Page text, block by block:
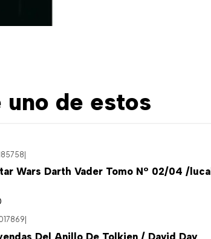
de estos
Wars Darth Vader Tomo Nº 02/04 /lucal
Del Anillo De Tolkien / David Day